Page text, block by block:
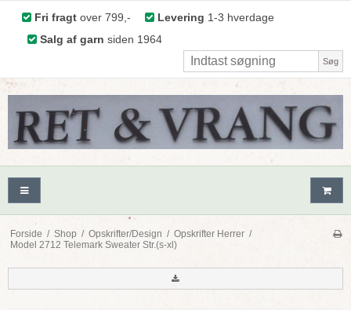
Fri fragtover 799,- Levering 1-3 hverdage
Salg af garn siden 1964
Søg
Forside / Shop / Opskrifter/Design / Opskrifter Herrer /
Model 2712 Telemark Sweater Str.(s-xl)